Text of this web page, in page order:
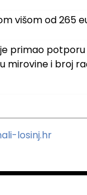
višom od 265
primao
mirovine i broj
losinj.hr